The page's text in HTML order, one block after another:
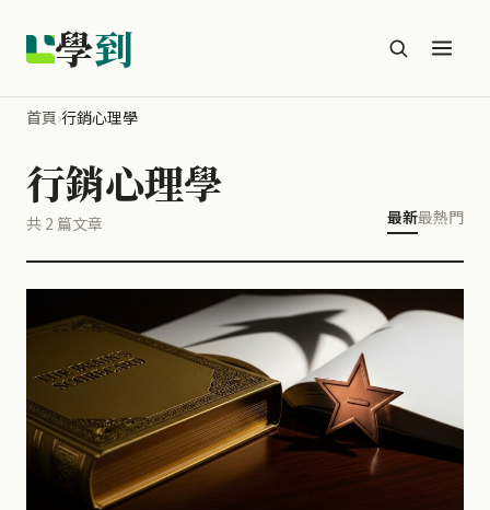
學到
首頁›行銷心理學
行銷心理學
共 2 篇文章 最新最熱門